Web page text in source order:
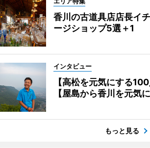
香川の古道具店店長イ
ージショップ5選＋1
インタビュー
【高松を元気にする
【屋島から香川を元気
もっと見る